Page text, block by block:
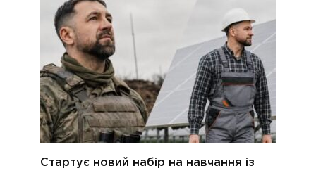
Стартує новий набір на навчання із